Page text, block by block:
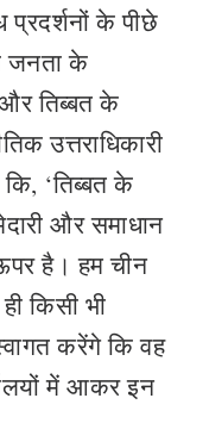
प्रदर्शनों के पीछे
जनता के
तिब्बत के
उत्तराधिकारी
‘तिब्बत के
और समाधान
है। हम चीन
किसी भी
करेंगे कि वह
में आकर इन